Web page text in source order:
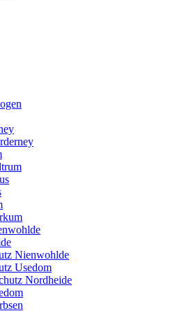
Nienwohlde
Usedom
Nordheide